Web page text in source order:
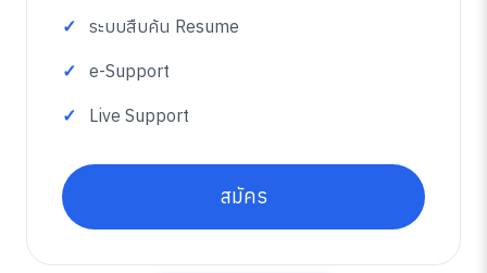
ระบบสืบค้น Resume
e-Support
Live Support
สมัคร